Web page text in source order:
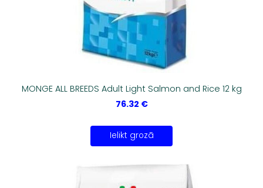
MONGE ALL BREEDS Adult Light Salmon and Rice 12 kg
76.32 €
Ielikt grozā